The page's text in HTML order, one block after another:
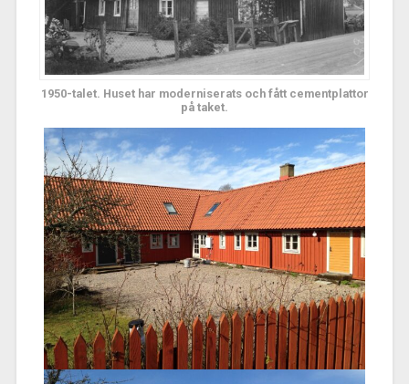
1950-talet. Huset har moderniserats och fått cementplattor
på taket.